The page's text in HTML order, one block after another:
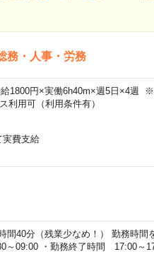
務・人事・労務
1800円×実働6h40m×週5日×4週 ※
利用可（利用条件有）
実費支給
間40分（残業少なめ！） 勤務時間
～09:00 ・勤務終了時間 17:00～